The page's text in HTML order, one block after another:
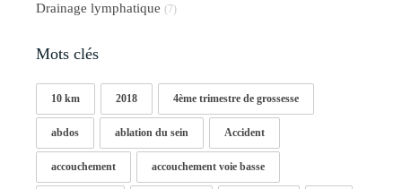
Drainage lymphatique (7)
Mots clés
10 km 2018 4ème trimestre de grossesse
abdos ablation du sein Accident
accouchement accouchement voie basse